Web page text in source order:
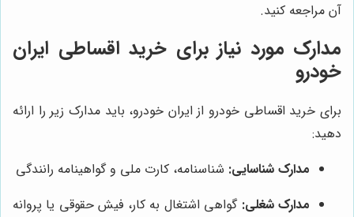
آن مراجعه کنید.
مدارک مورد نیاز برای خرید اقساطی ایران
خودرو
برای خرید اقساطی خودرو از ایران خودرو، باید مدارک زیر را ارائه
دهید:
مدارک شناسایی: شناسنامه، کارت ملی و گواهینامه رانندگی
مدارک شغلی: گواهی اشتغال به کار، فیش حقوقی یا پروانه